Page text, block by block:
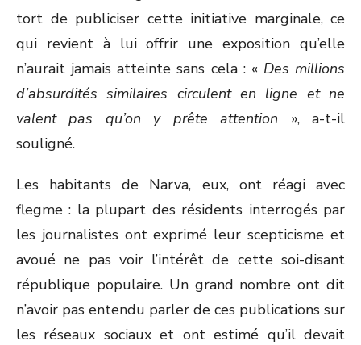
tort de publiciser cette initiative marginale, ce
qui revient à lui offrir une exposition qu’elle
n’aurait jamais atteinte sans cela : « Des millions
d’absurdités similaires circulent en ligne et ne
valent pas qu’on y prête attention », a-t-il
souligné.
Les habitants de Narva, eux, ont réagi avec
flegme : la plupart des résidents interrogés par
les journalistes ont exprimé leur scepticisme et
avoué ne pas voir l’intérêt de cette soi-disant
république populaire. Un grand nombre ont dit
n’avoir pas entendu parler de ces publications sur
les réseaux sociaux et ont estimé qu’il devait